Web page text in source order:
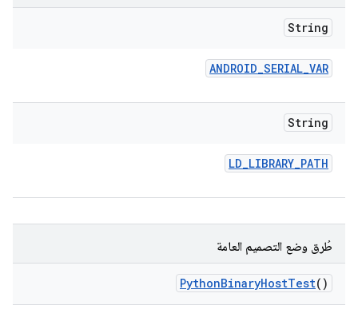
String
ANDROID_SERIAL_VAR
String
LD_LIBRARY_PATH
طُرق وضع التصميم العامة
PythonBinaryHostTest()